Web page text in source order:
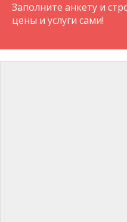
Заполните анкету и
цены и услуги сами!